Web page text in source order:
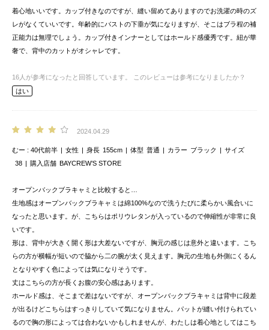
着心地いいです。カップ付きなのですが、縫い留めてありますのでお洗濯の時のズ
レがなくていいです。年齢的にバストの下垂が気になりますが、そこはブラ程の補
正能力は無理でしょう。カップ付きインナーとしてはホールド感優秀です。紐が華
奢で、背中のカットがオシャレです。
16 人が参考になったと回答しています。
このレビューは参考になりましたか？
はい
2024.04.29
むー 40代前半 女性 身長 155cm 体型 普通 カラー ブラック
サイズ
38
購入店舗 BAYCREW’S STORE
オープンバックブラキャミと比較すると…
生地感はオープンバックブラキャミは綿100%なので洗うたびに柔らかい風合いに
なったと思います。が、こちらはポリウレタンが入っているので伸縮性が非常に良
いです。
形は、背中が大きく開く形は大差ないですが、胸元の感じは意外と違います。こち
らの方が横幅が短いので脇から二の腕が太く見えます。胸元の生地も外側にくるん
となりやすく色によっては気になりそうです。
丈はこちらの方が長くお腹の安心感はあります。
ホールド感は、そこまで差はないですが、オープンバックブラキャミは背中に段差
が出るけどこちらはすっきりしていて気になりません。パットが縫い付けられてい
るので胸の形によっては合わないかもしれませんが、わたしは着心地としてはこち